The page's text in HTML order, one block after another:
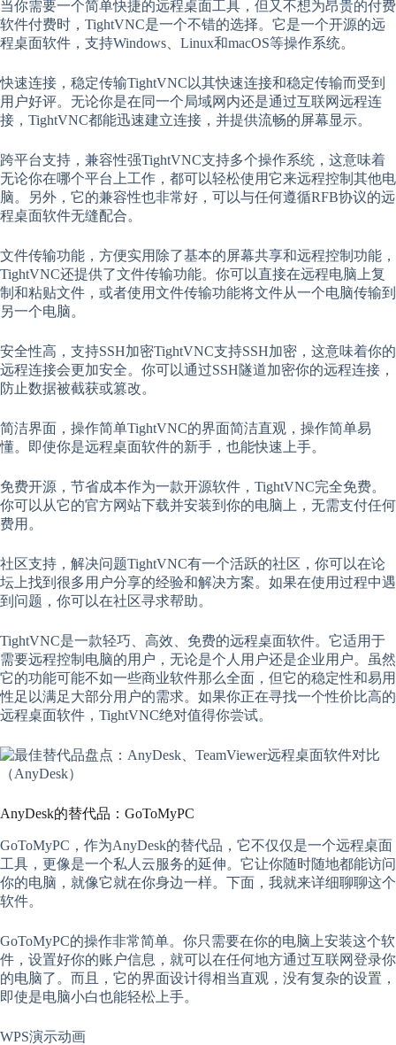
当你需要一个简单快捷的远程桌面工具，但又不想为昂贵的付费
软件付费时，TightVNC是一个不错的选择。它是一个开源的远
程桌面软件，支持Windows、Linux和macOS等操作系统。
快速连接，稳定传输TightVNC以其快速连接和稳定传输而受到
用户好评。无论你是在同一个局域网内还是通过互联网远程连
接，TightVNC都能迅速建立连接，并提供流畅的屏幕显示。
跨平台支持，兼容性强TightVNC支持多个操作系统，这意味着
无论你在哪个平台上工作，都可以轻松使用它来远程控制其他电
脑。另外，它的兼容性也非常好，可以与任何遵循RFB协议的远
程桌面软件无缝配合。
文件传输功能，方便实用除了基本的屏幕共享和远程控制功能，
TightVNC还提供了文件传输功能。你可以直接在远程电脑上复
制和粘贴文件，或者使用文件传输功能将文件从一个电脑传输到
另一个电脑。
安全性高，支持SSH加密TightVNC支持SSH加密，这意味着你的
远程连接会更加安全。你可以通过SSH隧道加密你的远程连接，
防止数据被截获或篡改。
简洁界面，操作简单TightVNC的界面简洁直观，操作简单易
懂。即使你是远程桌面软件的新手，也能快速上手。
免费开源，节省成本作为一款开源软件，TightVNC完全免费。
你可以从它的官方网站下载并安装到你的电脑上，无需支付任何
费用。
社区支持，解决问题TightVNC有一个活跃的社区，你可以在论
坛上找到很多用户分享的经验和解决方案。如果在使用过程中遇
到问题，你可以在社区寻求帮助。
TightVNC是一款轻巧、高效、免费的远程桌面软件。它适用于
需要远程控制电脑的用户，无论是个人用户还是企业用户。虽然
它的功能可能不如一些商业软件那么全面，但它的稳定性和易用
性足以满足大部分用户的需求。如果你正在寻找一个性价比高的
远程桌面软件，TightVNC绝对值得你尝试。
AnyDesk的替代品：GoToMyPC
GoToMyPC，作为AnyDesk的替代品，它不仅仅是一个远程桌面
工具，更像是一个私人云服务的延伸。它让你随时随地都能访问
你的电脑，就像它就在你身边一样。下面，我就来详细聊聊这个
软件。
GoToMyPC的操作非常简单。你只需要在你的电脑上安装这个软
件，设置好你的账户信息，就可以在任何地方通过互联网登录你
的电脑了。而且，它的界面设计得相当直观，没有复杂的设置，
即使是电脑小白也能轻松上手。
WPS演示动画